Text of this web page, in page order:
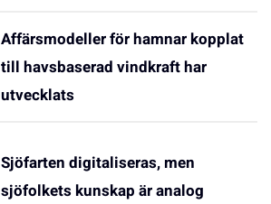
Affärsmodeller för hamnar kopplat
till havsbaserad vindkraft har
utvecklats
Sjöfarten digitaliseras, men
sjöfolkets kunskap är analog